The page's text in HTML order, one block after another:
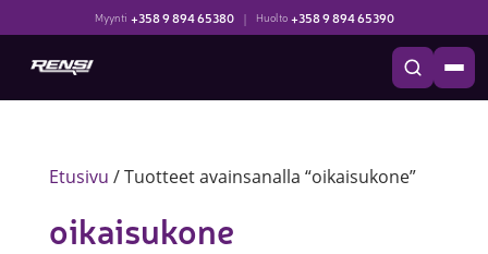
Myynti +358 9 894 65380 | Huolto +358 9 894 65390
Etusivu / Tuotteet avainsanalla “oikaisukone”
oikaisukone